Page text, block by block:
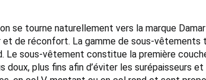
se tourne naturellement vers la marque
de réconfort. La gamme de sous-vêtements
sous-vêtement constitue la première
plus fins afin d’éviter les surépaisseurs